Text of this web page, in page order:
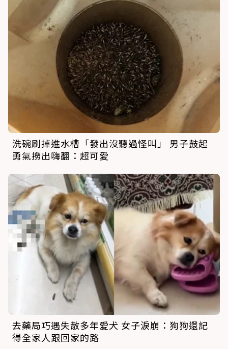
洗碗刷掉進水槽「發出沒聽過怪叫」 男子鼓起
勇氣撈出嗨翻：超可愛
去藥局巧遇失散多年愛犬 女子淚崩：狗狗還記
得全家人跟回家的路